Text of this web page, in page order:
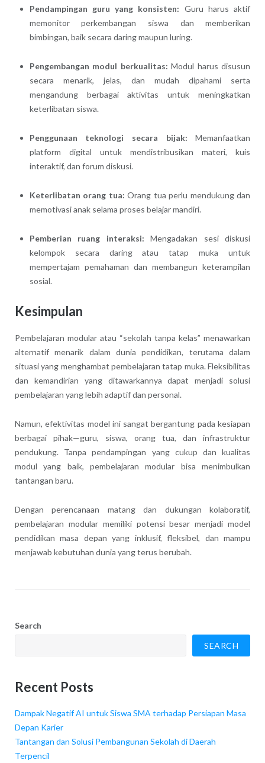
Pendampingan guru yang konsisten: Guru harus aktif
memonitor perkembangan siswa dan memberikan
bimbingan, baik secara daring maupun luring.
Pengembangan modul berkualitas: Modul harus disusun
secara menarik, jelas, dan mudah dipahami serta
mengandung berbagai aktivitas untuk meningkatkan
keterlibatan siswa.
Penggunaan teknologi secara bijak: Memanfaatkan
platform digital untuk mendistribusikan materi, kuis
interaktif, dan forum diskusi.
Keterlibatan orang tua: Orang tua perlu mendukung dan
memotivasi anak selama proses belajar mandiri.
Pemberian ruang interaksi: Mengadakan sesi diskusi
kelompok secara daring atau tatap muka untuk
mempertajam pemahaman dan membangun keterampilan
sosial.
Kesimpulan
Pembelajaran modular atau “sekolah tanpa kelas” menawarkan
alternatif menarik dalam dunia pendidikan, terutama dalam
situasi yang menghambat pembelajaran tatap muka. Fleksibilitas
dan kemandirian yang ditawarkannya dapat menjadi solusi
pembelajaran yang lebih adaptif dan personal.
Namun, efektivitas model ini sangat bergantung pada kesiapan
berbagai pihak—guru, siswa, orang tua, dan infrastruktur
pendukung. Tanpa pendampingan yang cukup dan kualitas
modul yang baik, pembelajaran modular bisa menimbulkan
tantangan baru.
Dengan perencanaan matang dan dukungan kolaboratif,
pembelajaran modular memiliki potensi besar menjadi model
pendidikan masa depan yang inklusif, fleksibel, dan mampu
menjawab kebutuhan dunia yang terus berubah.
Search
SEARCH
Recent Posts
Dampak Negatif AI untuk Siswa SMA terhadap Persiapan Masa
Depan Karier
Tantangan dan Solusi Pembangunan Sekolah di Daerah
Terpencil